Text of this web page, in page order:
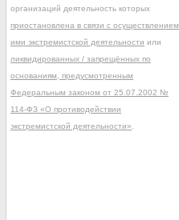
организаций деятельность которых
приостановлена в связи с осуществлением
ими экстремистской деятельности или
ликвидированных / запрещённых по
основаниям, предусмотренным
Федеральным законом от 25.07.2002 №
114-ФЗ «О противодействии
экстремистской деятельности»